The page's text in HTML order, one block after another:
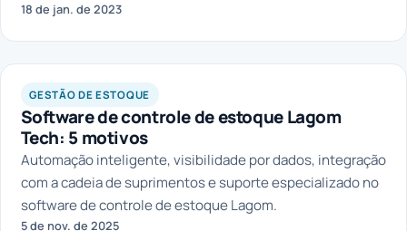
18 de jan. de 2023
GESTÃO DE ESTOQUE
Software de controle de estoque Lagom
Tech: 5 motivos
Automação inteligente, visibilidade por dados, integração
com a cadeia de suprimentos e suporte especializado no
software de controle de estoque Lagom.
5 de nov. de 2025